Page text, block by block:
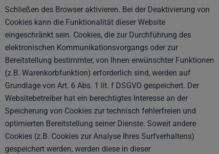
Schließen des Browser aktivieren. Bei der Deaktivierung von
Cookies kann die Funktionalität dieser Website
eingeschränkt sein. Cookies, die zur Durchführung des
elektronischen Kommunikationsvorgangs oder zur
Bereitstellung bestimmter, von Ihnen erwünschter Funktionen
(z.B. Warenkorbfunktion) erforderlich sind, werden auf
Grundlage von Art. 6 Abs. 1 lit. f DSGVO gespeichert. Der
Websitebetreiber hat ein berechtigtes Interesse an der
Speicherung von Cookies zur technisch fehlerfreien und
optimierten Bereitstellung seiner Dienste. Soweit andere
Cookies (z.B. Cookies zur Analyse Ihres Surfverhaltens)
gespeichert werden, werden diese in dieser